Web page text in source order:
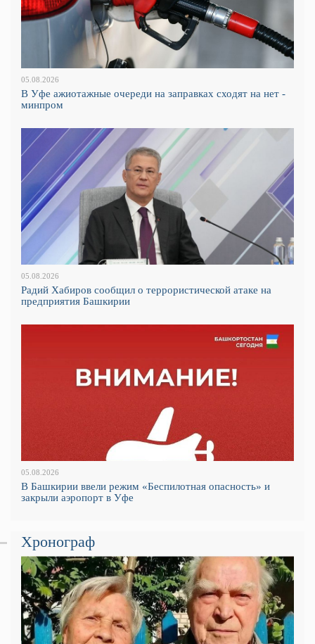
05.08.2026
В Уфе ажиотажные очереди на заправках сходят на нет -
минпром
05.08.2026
Радий Хабиров сообщил о террористической атаке на
предприятия Башкирии
05.08.2026
В Башкирии ввели режим «Беспилотная опасность» и
закрыли аэропорт в Уфе
Хронограф